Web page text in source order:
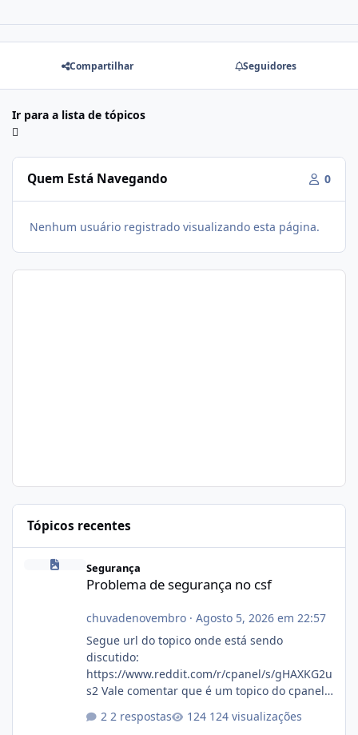
Compartilhar Seguidores
Ir para a lista de tópicos
Quem Está Navegando 0
Nenhum usuário registrado visualizando esta página.
Tópicos recentes
Problema de segurança no csf
Segurança
Problema de segurança no csf
chuvadenovembro· Agosto 5, 2026 em 22:57
Segue url do topico onde está sendo
discutido:
https://www.reddit.com/r/cpanel/s/gHAXKG2u
s2 Vale comentar que é um topico do cpanel...
2 respostas 124 visualizações